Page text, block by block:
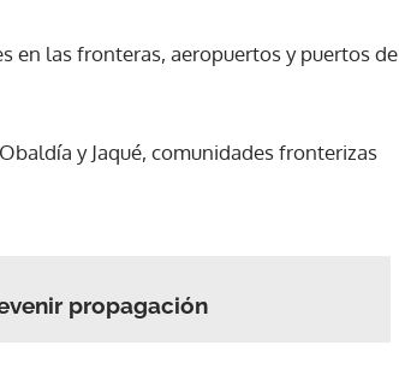
en las fronteras, aeropuertos y puertos de
y Jaqué, comunidades fronterizas
propagación